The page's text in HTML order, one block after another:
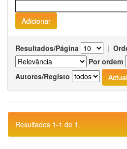
Resultados/Página |
Por ordem
Autores/Registo
Resultados 1-1 de 1.